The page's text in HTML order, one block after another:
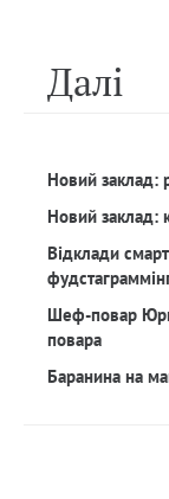
Далi
Новий заклад:
Новий заклад:
Відклади
Шеф-повар
повара
Баранина на